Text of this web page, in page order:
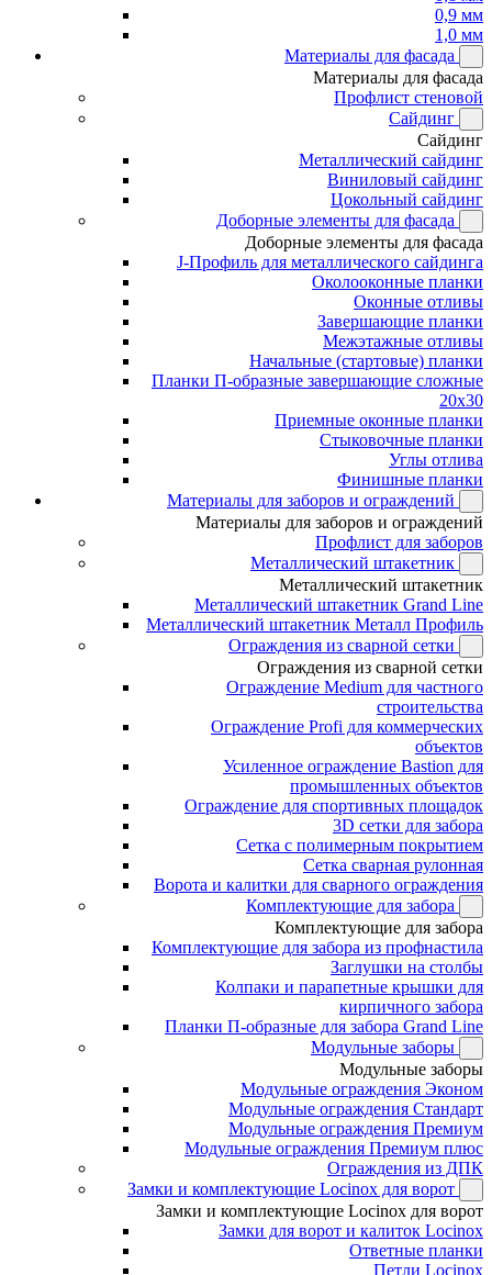
0,9 мм
1,0 мм
Материалы для фасада
Материалы для фасада
Профлист стеновой
Сайдинг
Сайдинг
Металлический сайдинг
Виниловый сайдинг
Цокольный сайдинг
Доборные элементы для фасада
Доборные элементы для фасада
J-Профиль для металлического сайдинга
Околооконные планки
Оконные отливы
Завершающие планки
Межэтажные отливы
Начальные (стартовые) планки
Планки П-образные завершающие сложные
20x30
Приемные оконные планки
Стыковочные планки
Углы отлива
Финишные планки
Материалы для заборов и ограждений
Материалы для заборов и ограждений
Профлист для заборов
Металлический штакетник
Металлический штакетник
Металлический штакетник Grand Line
Металлический штакетник Металл Профиль
Ограждения из сварной сетки
Ограждения из сварной сетки
Ограждение Medium для частного
строительства
Ограждение Profi для коммерческих
объектов
Усиленное ограждение Bastion для
промышленных объектов
Ограждение для спортивных площадок
3D сетки для забора
Сетка с полимерным покрытием
Сетка сварная рулонная
Ворота и калитки для сварного ограждения
Комплектующие для забора
Комплектующие для забора
Комплектующие для забора из профнастила
Заглушки на столбы
Колпаки и парапетные крышки для
кирпичного забора
Планки П-образные для забора Grand Line
Модульные заборы
Модульные заборы
Модульные ограждения Эконом
Модульные ограждения Стандарт
Модульные ограждения Премиум
Модульные ограждения Премиум плюс
Ограждения из ДПК
Замки и комплектующие Locinox для ворот
Замки и комплектующие Locinox для ворот
Замки для ворот и калиток Locinox
Ответные планки
Петли Locinox